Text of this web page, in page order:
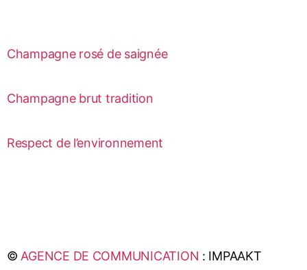
Champagne rosé de saignée
Champagne brut tradition
Respect de l’environnement
©AGENCE DE COMMUNICATION : IMPAAKT